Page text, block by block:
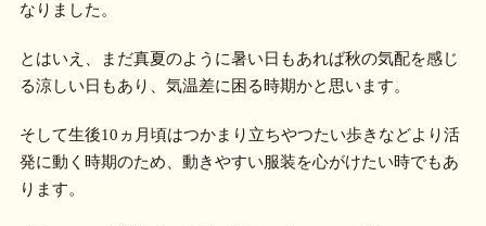
なりました。
とはいえ、まだ真夏のように暑い日もあれば秋の気配を感じ
る涼しい日もあり、気温差に困る時期かと思います。
そして生後10ヵ月頃はつかまり立ちやつたい歩きなどより活
発に動く時期のため、動きやすい服装を心がけたい時でもあ
ります。